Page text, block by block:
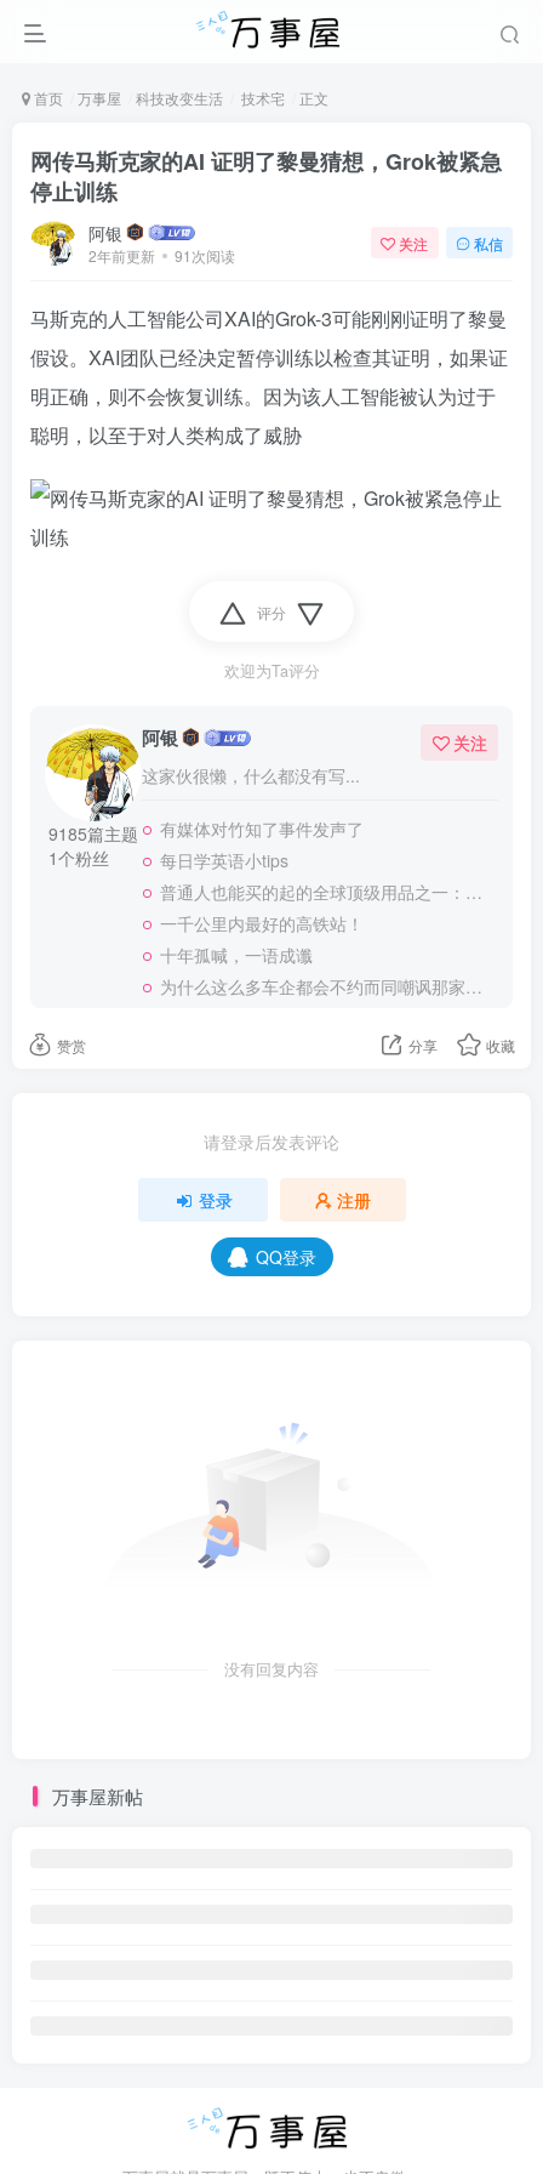
首页 万事屋 科技改变生活 技术宅 正文
网传马斯克家的AI 证明了黎曼猜想，Grok被紧急
停止训练
阿银
2年前更新 91次阅读
关注 私信
马斯克的人工智能公司XAI的Grok-3可能刚刚证明了黎曼
假设。XAI团队已经决定暂停训练以检查其证明，如果证
明正确，则不会恢复训练。因为该人工智能被认为过于
聪明，以至于对人类构成了威胁
评分
欢迎为Ta评分
9185篇主题
1个粉丝
阿银
这家伙很懒，什么都没有写...
关注
有媒体对竹知了事件发声了
每日学英语小tips
普通人也能买的起的全球顶级用品之一：WD-40润滑除锈剂！
一千公里内最好的高铁站！
十年孤喊，一语成谶
为什么这么多车企都会不约而同嘲讽那家说不得的车企？
赞赏 分享 收藏
请登录后发表评论
登录 注册
QQ登录
没有回复内容
万事屋新帖